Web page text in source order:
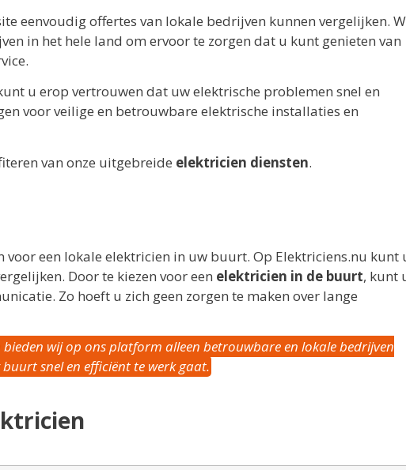
eenvoudig offertes van lokale bedrijven kunnen vergelijken.
in het hele land om ervoor te zorgen dat u kunt genieten van
u erop vertrouwen dat uw elektrische problemen snel en
voor veilige en betrouwbare elektrische installaties en
van onze uitgebreide elektricien diensten.
voor een lokale elektricien in uw buurt. Op Elektriciens.nu kunt
Door te kiezen voor een elektricien in de buurt, kunt
Zo hoeft u zich geen zorgen te maken over lange
wij op ons platform alleen betrouwbare en lokale bedrijven
snel en efficiënt te werk gaat.